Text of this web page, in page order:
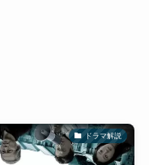
ドラマ解説